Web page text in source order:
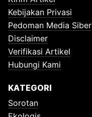
Kebijakan Privasi
Pedoman Media Siber
Disclaimer
Verifikasi Artikel
Hubungi Kami
KATEGORI
Sorotan